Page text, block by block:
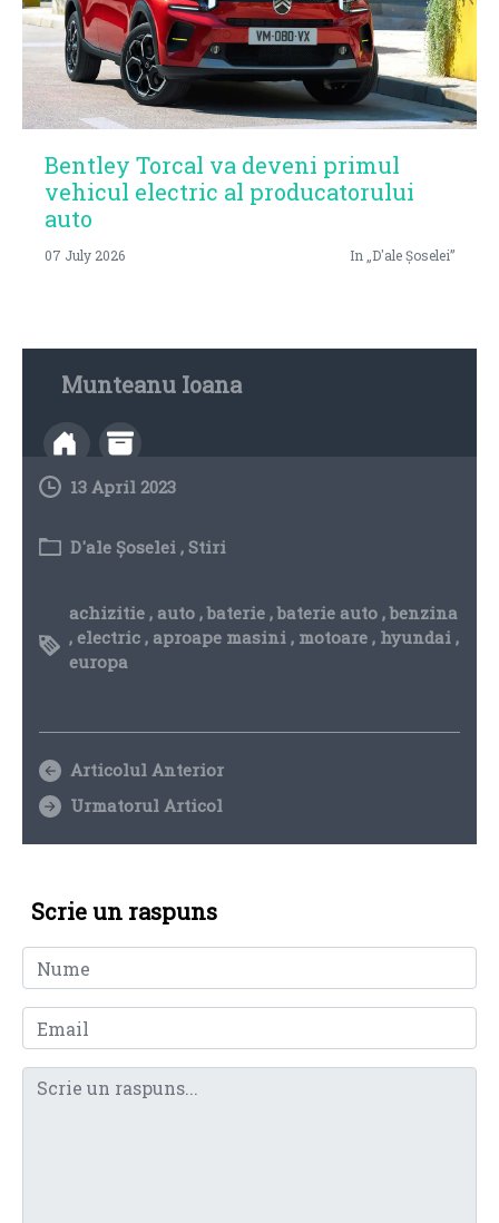
Bentley Torcal va deveni primul
vehicul electric al producatorului
auto
07 July 2026 In „D'ale Șoselei”
Munteanu Ioana
13 April 2023
D'ale Șoselei , Stiri
achizitie, auto,baterie,baterie auto,benzina
, electric, aproape masini, motoare, hyundai,
europa
Articolul Anterior
Urmatorul Articol
Scrie un raspuns